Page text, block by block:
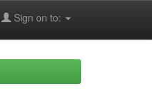
Sign on to: